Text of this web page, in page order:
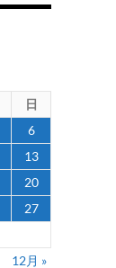
日
6
13
20
27
12月 »